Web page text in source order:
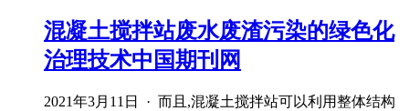
混凝土搅拌站废水废渣污染的绿色化
治理技术中国期刊网
2021年3月11日 · 而且,混凝土搅拌站可以利用整体结构